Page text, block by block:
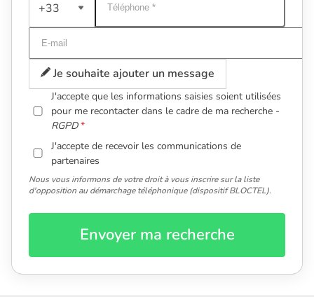
+33
Je souhaite ajouter un message
J'accepte que les informations saisies soient utilisées
pour me recontacter dans le cadre de ma recherche -
RGPD
J'accepte de recevoir les communications de
partenaires
Nous vous informons de votre droit à vous inscrire sur la liste
d'opposition au démarchage téléphonique (dispositif BLOCTEL).
Envoyer ma recherche